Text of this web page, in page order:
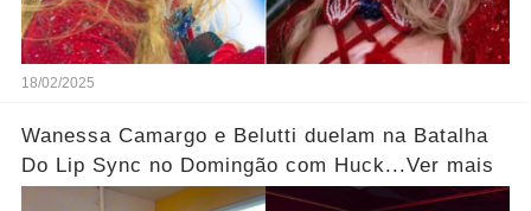
18/02/2025
Wanessa Camargo e Belutti duelam na Batalha
Do Lip Sync no Domingão com Huck...Ver mais